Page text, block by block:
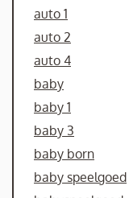
auto 1
auto 2
auto 4
baby
baby 1
baby 3
baby born
baby speelgoed